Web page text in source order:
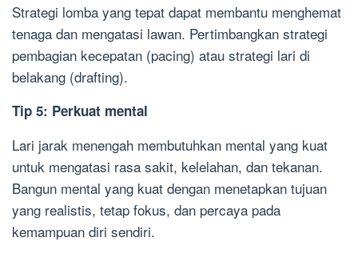
Strategi lomba yang tepat dapat membantu menghemat
tenaga dan mengatasi lawan. Pertimbangkan strategi
pembagian kecepatan (pacing) atau strategi lari di
belakang (drafting).
Tip 5: Perkuat mental
Lari jarak menengah membutuhkan mental yang kuat
untuk mengatasi rasa sakit, kelelahan, dan tekanan.
Bangun mental yang kuat dengan menetapkan tujuan
yang realistis, tetap fokus, dan percaya pada
kemampuan diri sendiri.